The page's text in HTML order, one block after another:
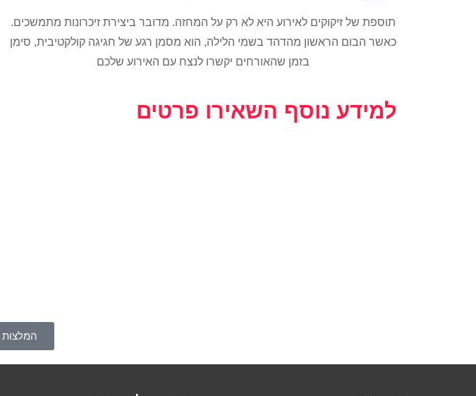
תוספת של זיקוקים לאירוע היא לא רק על המחזה. מדובר ביצירת זיכרונות מתמשכים.
כאשר הבום הראשון מהדהד בשמי הלילה, הוא מסמן רגע של חגיגה קולקטיבית, סימן
בזמן שהאורחים יקשרו לנצח עם האירוע שלכם
למידע נוסף השאירו פרטים
המלצות